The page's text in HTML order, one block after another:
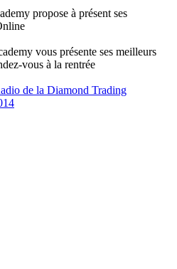
propose à présent ses
vous présente ses meilleurs
vous à la rentrée
de la Diamond Trading